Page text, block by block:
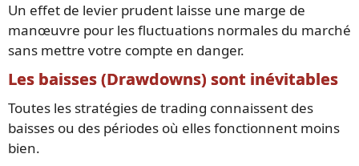
Un effet de levier prudent laisse une marge de
manœuvre pour les fluctuations normales du marché
sans mettre votre compte en danger.
Les baisses (Drawdowns) sont inévitables
Toutes les stratégies de trading connaissent des
baisses ou des périodes où elles fonctionnent moins
bien.